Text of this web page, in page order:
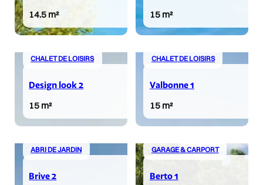
14.5 m² 15 m²
CHALET DE LOISIRS
Design look 2
15 m²
CHALET DE LOISIRS
Valbonne 1
15 m²
ABRI DE JARDIN
Brive 2
GARAGE & CARPORT
Berto 1